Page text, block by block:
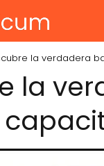
la verdadera
la